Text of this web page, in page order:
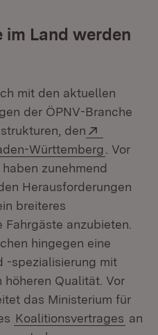
im Land werden
mit den aktuellen
der ÖPNV-Branche
den
Württemberg (Öffnet
. Vor
zunehmend
Herausforderungen
breiteres
anzubieten.
hingegen eine
-spezialisierung mit
Qualität. Vor
das Ministerium für
Koalitionsvertrages an